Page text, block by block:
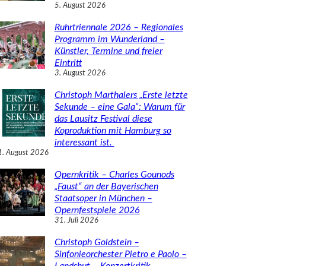
5. August 2026
Ruhrtriennale 2026 – Regionales
Programm im Wunderland –
Künstler, Termine und freier
Eintritt
3. August 2026
Christoph Marthalers „Erste letzte
Sekunde – eine Gala“: Warum für
das Lausitz Festival diese
Koproduktion mit Hamburg so
interessant ist.
August 2026
Opernkritik – Charles Gounods
„Faust“ an der Bayerischen
Staatsoper in München –
Opernfestspiele 2026
31. Juli 2026
Christoph Goldstein –
Sinfonieorchester Pietro e Paolo –